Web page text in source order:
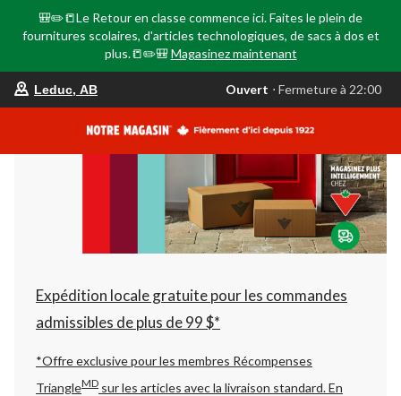
🎒✏️📒Le Retour en classe commence ici. Faites le plein de
fournitures scolaires, d'articles technologiques, de sacs à dos et
plus.📒✏️🎒 Magasinez maintenant
votre
est
AB,
Ouvert,
Fermeture
à
22:00
changer
Leduc, AB Ouvert ⋅ Fermeture à 22:00
Expédition locale gratuite pour les commandes
admissibles de plus de 99 $*
*Offre exclusive pour les membres Récompenses
TriangleMD sur les articles avec la livraison standard.En